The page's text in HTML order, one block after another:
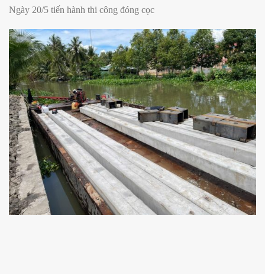
Ngày 20/5 tiến hành thi công đóng cọc